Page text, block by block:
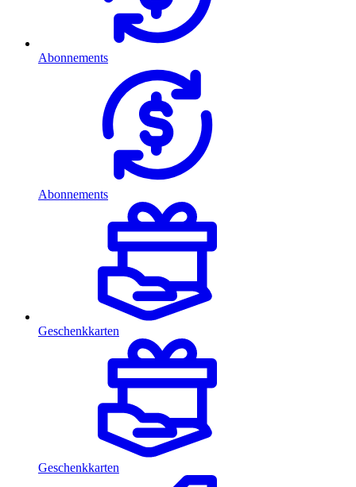
Abonnements
Abonnements
Geschenkkarten
Geschenkkarten